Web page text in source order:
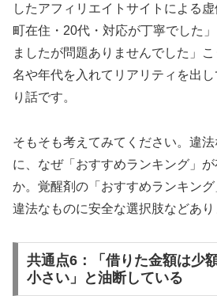
したアフィリエイトサイトによる
町在住・20代・対応が丁寧でした
ましたが問題ありませんでした」
名や年代を入れてリアリティを出
り話です。
そもそも考えてみてください。違
に、なぜ「おすすめランキング」
か。覚醒剤の「おすすめランキング
違法なものに安全な選択肢などあり
共通点6：「借りた金額は少
小さい」と油断している